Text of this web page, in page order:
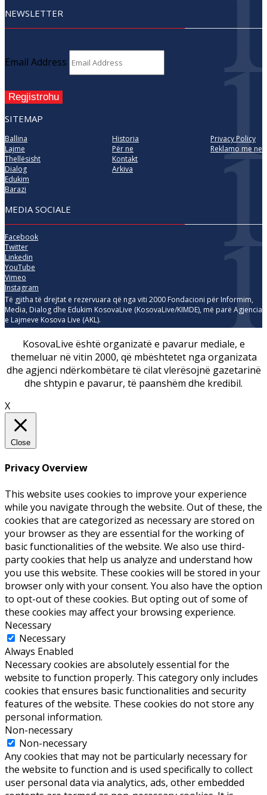
NEWSLETTER
Email Address
Regjistrohu
SITEMAP
Ballina
Lajme
Thellësisht
Dialog
Edukim
Barazi
Historia
Për ne
Kontakt
Arkiva
Privacy Policy
Reklamo me ne
MEDIA SOCIALE
Facebook
Twitter
Linkedin
YouTube
Vimeo
Instagram
Të gjitha të drejtat e rezervuara që nga viti 2000 Fondacioni për Informim,
Media, Dialog dhe Edukim KosovaLive (KosovaLive/KIMDE), më parë Agjencia
e Lajmeve Kosova Live (AKL).
KosovaLive është organizatë e pavarur mediale, e
themeluar në vitin 2000, që mbështetet nga organizata
dhe agjenci ndërkombëtare të cilat vlerësojnë gazetarinë
dhe shtypin e pavarur, të paanshëm dhe kredibil.
X
Close
Privacy Overview
This website uses cookies to improve your experience
while you navigate through the website. Out of these, the
cookies that are categorized as necessary are stored on
your browser as they are essential for the working of
basic functionalities of the website. We also use third-
party cookies that help us analyze and understand how
you use this website. These cookies will be stored in your
browser only with your consent. You also have the option
to opt-out of these cookies. But opting out of some of
these cookies may affect your browsing experience.
Necessary
Necessary
Always Enabled
Necessary cookies are absolutely essential for the
website to function properly. This category only includes
cookies that ensures basic functionalities and security
features of the website. These cookies do not store any
personal information.
Non-necessary
Non-necessary
Any cookies that may not be particularly necessary for
the website to function and is used specifically to collect
user personal data via analytics, ads, other embedded